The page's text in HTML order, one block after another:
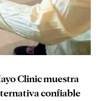
Clinic muestra
confiable